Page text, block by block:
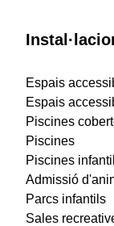
Espais
Espais
Piscines
Piscines
Piscines
Admissió
Parcs infantils
Sales